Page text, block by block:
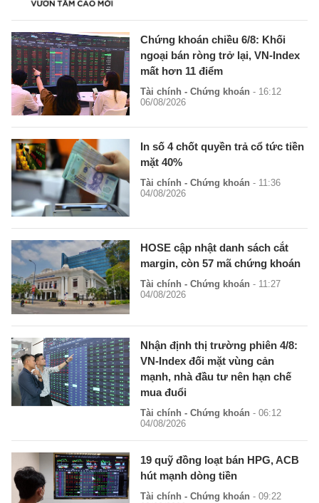
Chứng khoán chiều 6/8: Khối
ngoại bán ròng trở lại, VN-Index
mất hơn 11 điểm
Tài chính - Chứng khoán - 16:12
06/08/2026
In số 4 chốt quyền trả cổ tức tiền
mặt 40%
Tài chính - Chứng khoán - 11:36
04/08/2026
HOSE cập nhật danh sách cắt
margin, còn 57 mã chứng khoán
Tài chính - Chứng khoán - 11:27
04/08/2026
Nhận định thị trường phiên 4/8:
VN-Index đối mặt vùng cản
mạnh, nhà đầu tư nên hạn chế
mua đuổi
Tài chính - Chứng khoán - 06:12
04/08/2026
19 quỹ đồng loạt bán HPG, ACB
hút mạnh dòng tiền
Tài chính - Chứng khoán - 09:22